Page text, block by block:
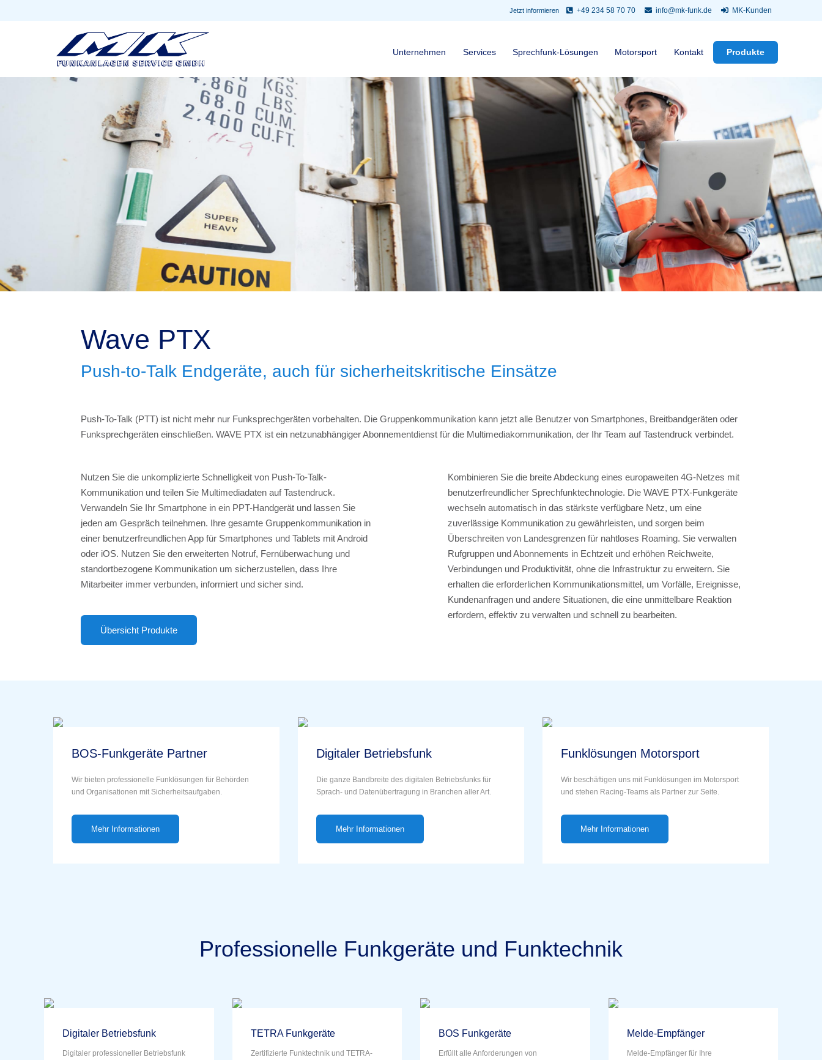
Jetzt informieren +49 234 58 70 70 info@mk-funk.de MK-Kunden
Unternehmen Services Sprechfunk-Lösungen Motorsport Kontakt Produkte
Wave PTX
Push-to-Talk Endgeräte, auch für sicherheitskritische Einsätze
Push-To-Talk (PTT) ist nicht mehr nur Funksprechgeräten vorbehalten. Die Gruppenkommunikation kann jetzt alle Benutzer von Smartphones, Breitbandgeräten oder
Funksprechgeräten einschließen. WAVE PTX ist ein netzunabhängiger Abonnementdienst für die Multimediakommunikation, der Ihr Team auf Tastendruck verbindet.
Nutzen Sie die unkomplizierte Schnelligkeit von Push-To-Talk-
Kommunikation und teilen Sie Multimediadaten auf Tastendruck.
Verwandeln Sie Ihr Smartphone in ein PPT-Handgerät und lassen Sie
jeden am Gespräch teilnehmen. Ihre gesamte Gruppenkommunikation in
einer benutzerfreundlichen App für Smartphones und Tablets mit Android
oder iOS. Nutzen Sie den erweiterten Notruf, Fernüberwachung und
standortbezogene Kommunikation um sicherzustellen, dass Ihre
Mitarbeiter immer verbunden, informiert und sicher sind.
Übersicht Produkte
Kombinieren Sie die breite Abdeckung eines europaweiten 4G-Netzes mit
benutzerfreundlicher Sprechfunktechnologie. Die WAVE PTX-Funkgeräte
wechseln automatisch in das stärkste verfügbare Netz, um eine
zuverlässige Kommunikation zu gewährleisten, und sorgen beim
Überschreiten von Landesgrenzen für nahtloses Roaming. Sie verwalten
Rufgruppen und Abonnements in Echtzeit und erhöhen Reichweite,
Verbindungen und Produktivität, ohne die Infrastruktur zu erweitern. Sie
erhalten die erforderlichen Kommunikationsmittel, um Vorfälle, Ereignisse,
Kundenanfragen und andere Situationen, die eine unmittelbare Reaktion
erfordern, effektiv zu verwalten und schnell zu bearbeiten.
BOS-Funkgeräte Partner
Wir bieten professionelle Funklösungen für Behörden
und Organisationen mit Sicherheitsaufgaben.
Mehr Informationen
Digitaler Betriebsfunk
Die ganze Bandbreite des digitalen Betriebsfunks für
Sprach- und Datenübertragung in Branchen aller Art.
Mehr Informationen
Funklösungen Motorsport
Wir beschäftigen uns mit Funklösungen im Motorsport
und stehen Racing-Teams als Partner zur Seite.
Mehr Informationen
Professionelle Funkgeräte und Funktechnik
Digitaler Betriebsfunk
Digitaler professioneller Betriebsfunk
TETRA Funkgeräte
Zertifizierte Funktechnik und TETRA-
BOS Funkgeräte
Erfüllt alle Anforderungen von
Melde-Empfänger
Melde-Empfänger für Ihre